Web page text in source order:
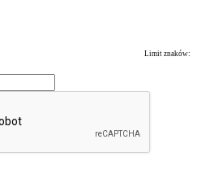
Limit znaków: